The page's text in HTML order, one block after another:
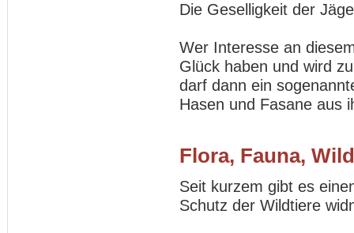
Die Geselligkeit der
Wer Interesse an
Glück haben und wird
darf dann ein
Hasen und Fasane aus
Flora, Fauna,
Seit kurzem gibt es
Schutz der Wildtiere